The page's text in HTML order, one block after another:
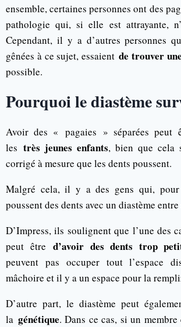
ensemble, certaines personnes ont des
pathologie qui, si elle est attrayante,
Cependant, il y a d’autres personnes
gênées à ce sujet, essaient de trouver
possible.
Pourquoi le diastème
Avoir des « pagaies » séparées peut
les très jeunes enfants, bien que cela
corrigé à mesure que les dents poussent.
Malgré cela, il y a des gens qui, pour
poussent des dents avec un diastème
D’Impress, ils soulignent que l’une des
peut êtred’avoir des dents trop
peuvent pas occuper tout l’espace
mâchoire et il y a un espace pour la
D’autre part, le diastème peut
la génétique. Dans ce cas, si un